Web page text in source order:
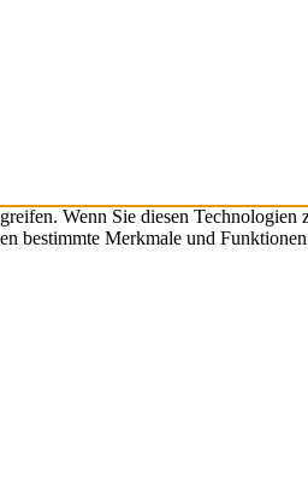
Wenn Sie diesen Technologien
bestimmte Merkmale und